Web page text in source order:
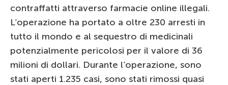
contraffatti attraverso farmacie online illegali.
L’operazione ha portato a oltre 230 arresti in
tutto il mondo e al sequestro di medicinali
potenzialmente pericolosi per il valore di 36
milioni di dollari. Durante l’operazione, sono
stati aperti 1.235 casi, sono stati rimossi quasi